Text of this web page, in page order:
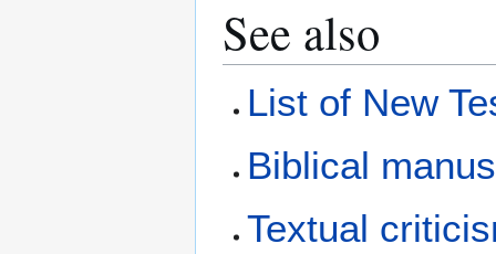
See also
List of New
Biblical
Textual